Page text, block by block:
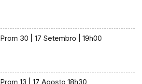
Prom 30 | 17 Setembro | 19h00
Prom 13 | 17 Agosto 18h30